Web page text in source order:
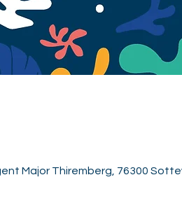
Major Thiremberg, 76300